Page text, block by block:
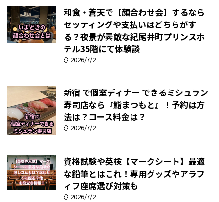
和食・蒼天で【顔合わせ会】するなら
セッティングや支払いはどちらがす
る？夜景が素敵な紀尾井町プリンスホ
テル35階にて体験談
2026/7/2
新宿 で個室ディナー できるミシュラン
寿司店なら『鮨まつもと』！予約は方
法は？コース料金は？
2026/7/2
資格試験や英検【マークシート】最適
な鉛筆とはこれ！専用グッズやアラフ
ィフ座席選び対策も
2026/7/2